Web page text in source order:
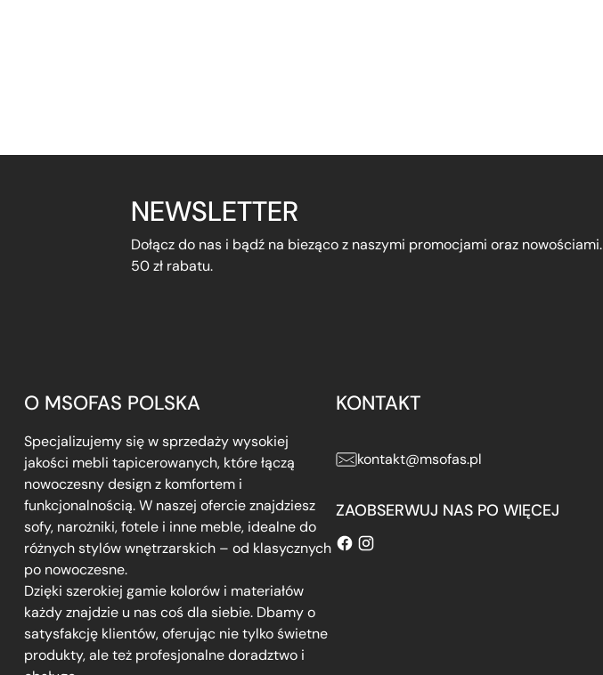
NEWSLETTER
Dołącz do nas i bądź na bieząco z naszymi promocjami oraz
50 zł rabatu.
O MSOFAS POLSKA
Specjalizujemy się w sprzedaży wysokiej
jakości mebli tapicerowanych, które łączą
nowoczesny design z komfortem i
funkcjonalnością. W naszej ofercie znajdziesz
sofy, narożniki, fotele i inne meble, idealne do
różnych stylów wnętrzarskich – od klasycznych
po nowoczesne.
Dzięki szerokiej gamie kolorów i materiałów
każdy znajdzie u nas coś dla siebie. Dbamy o
satysfakcję klientów, oferując nie tylko świetne
produkty, ale też profesjonalne doradztwo i
KONTAKT
kontakt@msofas.pl
ZAOBSERWUJ NAS PO WIĘCEJ